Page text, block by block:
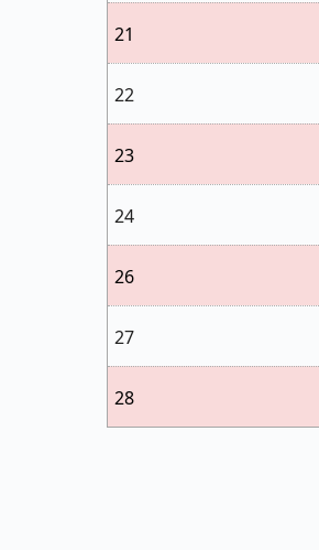
21
22
23
24
26
27
28